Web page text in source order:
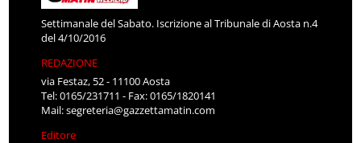
Settimanale del Sabato. Iscrizione al Tribunale di Aosta n.4
del 4/10/2016
REDAZIONE
via Festaz, 52 - 11100 Aosta
Tel: 0165/231711 - Fax: 0165/1820141
Mail:segreteria@gazzettamatin.com
Editore